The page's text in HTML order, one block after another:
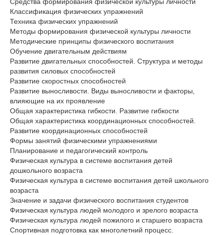
Классификация физических упражнений
Техника физических упражнений
Методы формирования физической культуры личности
Методические принципы физического воспитания
Обучение двигательным действиям
Развитие двигательных способностей. Структура и методы
развития силовых способностей
Развитие скоростных способностей
Развитие выносливости. Виды выносливости и факторы,
влияющие на их проявление
Общая характеристика гибкости. Развитие гибкости
Общая характеристика координационных способностей.
Развитие координационных способностей
Формы занятий физическими упражнениями
Планирование и педагогический контроль
Физическая культура в системе воспитания детей
дошкольного возраста
Физическая культура в системе воспитания детей школьного
возраста
Значение и задачи физического воспитания студентов
Физическая культура людей молодого и зрелого возраста
Физическая культура людей пожилого и старшего возраста
Спортивная подготовка как многолетний процесс.